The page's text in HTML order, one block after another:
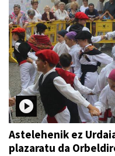
Astelehenik ez
plazaratu da